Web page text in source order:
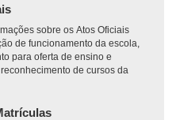
sobre os Atos Oficiais
de funcionamento da escola,
para oferta de ensino e
de cursos da